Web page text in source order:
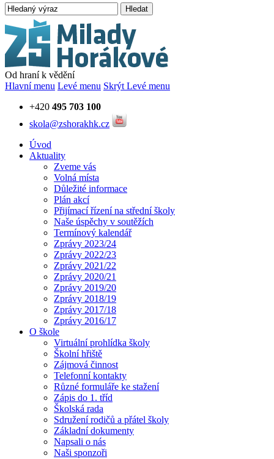
Hledat
Od hraní k vědění
Hlavní menu Levé menu Skrýt Levé menu
+420 495 703 100
skola@zshorakhk.cz
Úvod
Aktuality
Zveme vás
Volná místa
Důležité informace
Plán akcí
Přijímací řízení na střední školy
Naše úspěchy v soutěžích
Termínový kalendář
Zprávy 2023/24
Zprávy 2022/23
Zprávy 2021/22
Zprávy 2020/21
Zprávy 2019/20
Zprávy 2018/19
Zprávy 2017/18
Zprávy 2016/17
O škole
Virtuální prohlídka školy
Školní hřiště
Zájmová činnost
Telefonní kontakty
Různé formuláře ke stažení
Zápis do 1. tříd
Školská rada
Sdružení rodičů a přátel školy
Základní dokumenty
Napsali o nás
Naši sponzoři